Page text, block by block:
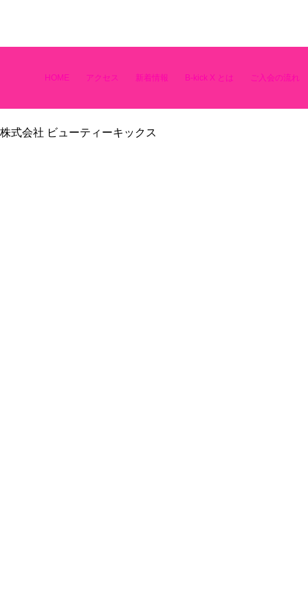
HOME アクセス 新着情報 B-kick X とは ご入会の流れ
株式会社 ビューティーキックス